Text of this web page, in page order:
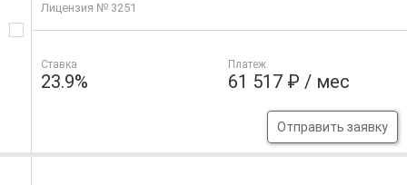
Лицензия № 3251
Ставка
23.9%
Платеж
61 517 ₽ / мес
Отправить заявку